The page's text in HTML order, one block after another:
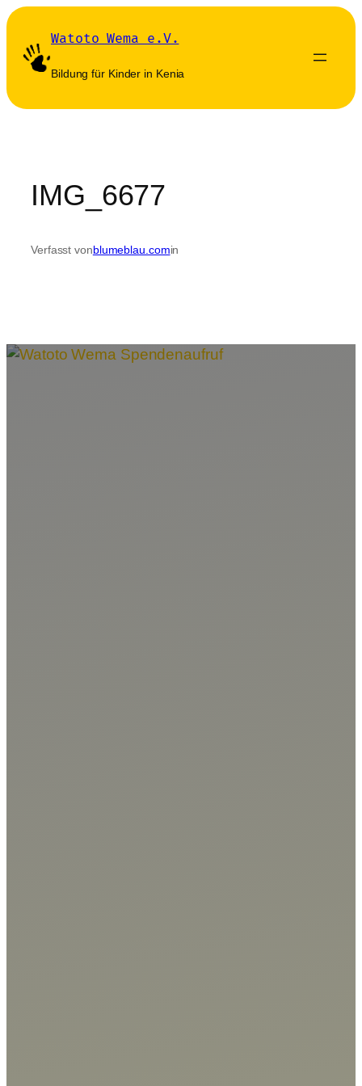
Zum
springen
Watoto Wema e.V.
Bildung für Kinder in Kenia
IMG_6677
Verfasst vonblumeblau.comin